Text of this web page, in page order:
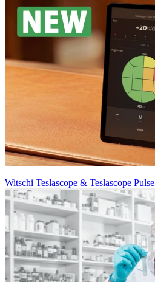
Witschi Teslascope & Teslascope Pulse